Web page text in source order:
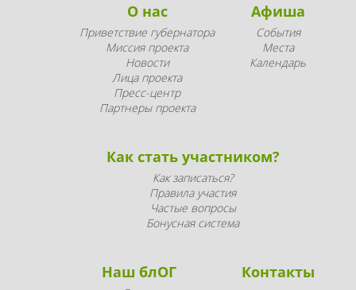
О нас
Приветствие губернатора
Миссия проекта
Новости
Лица проекта
Пресс-центр
Партнеры проекта
Афиша
События
Места
Календарь
Как стать участником?
Как записаться?
Правила участия
Частые вопросы
Бонусная система
Наш блОГ Контакты